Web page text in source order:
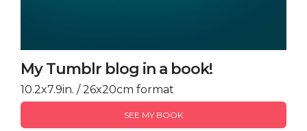
My Tumblr blog in a book!
10.2x7.9in. / 26x20cm format
SEE MY BOOK